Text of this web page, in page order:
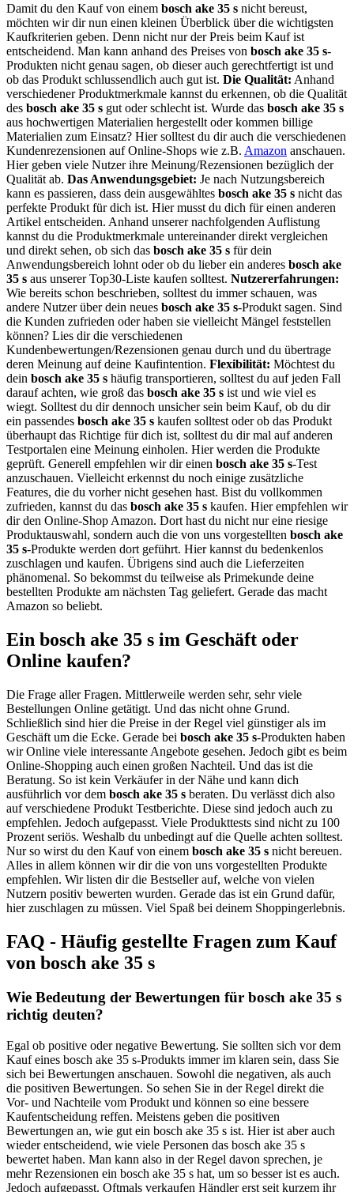
Damit du den Kauf von einem bosch ake 35 s nicht bereust,
möchten wir dir nun einen kleinen Überblick über die wichtigsten
Kaufkriterien geben. Denn nicht nur der Preis beim Kauf ist
entscheidend. Man kann anhand des Preises von bosch ake 35 s-
Produkten nicht genau sagen, ob dieser auch gerechtfertigt ist und
ob das Produkt schlussendlich auch gut ist. Die Qualität: Anhand
verschiedener Produktmerkmale kannst du erkennen, ob die Qualität
des bosch ake 35 s gut oder schlecht ist. Wurde das bosch ake 35 s
aus hochwertigen Materialien hergestellt oder kommen billige
Materialien zum Einsatz? Hier solltest du dir auch die verschiedenen
Kundenrezensionen auf Online-Shops wie z.B. Amazon anschauen.
Hier geben viele Nutzer ihre Meinung/Rezensionen bezüglich der
Qualität ab. Das Anwendungsgebiet: Je nach Nutzungsbereich
kann es passieren, dass dein ausgewähltes bosch ake 35 s nicht das
perfekte Produkt für dich ist. Hier musst du dich für einen anderen
Artikel entscheiden. Anhand unserer nachfolgenden Auflistung
kannst du die Produktmerkmale untereinander direkt vergleichen
und direkt sehen, ob sich das bosch ake 35 s für dein
Anwendungsbereich lohnt oder ob du lieber ein anderes bosch ake
35 s aus unserer Top30-Liste kaufen solltest. Nutzererfahrungen:
Wie bereits schon beschrieben, solltest du immer schauen, was
andere Nutzer über dein neues bosch ake 35 s-Produkt sagen. Sind
die Kunden zufrieden oder haben sie vielleicht Mängel feststellen
können? Lies dir die verschiedenen
Kundenbewertungen/Rezensionen genau durch und du übertrage
deren Meinung auf deine Kaufintention. Flexibilität: Möchtest du
dein bosch ake 35 s häufig transportieren, solltest du auf jeden Fall
darauf achten, wie groß das bosch ake 35 s ist und wie viel es
wiegt. Solltest du dir dennoch unsicher sein beim Kauf, ob du dir
ein passendes bosch ake 35 s kaufen solltest oder ob das Produkt
überhaupt das Richtige für dich ist, solltest du dir mal auf anderen
Testportalen eine Meinung einholen. Hier werden die Produkte
geprüft. Generell empfehlen wir dir einen bosch ake 35 s-Test
anzuschauen. Vielleicht erkennst du noch einige zusätzliche
Features, die du vorher nicht gesehen hast. Bist du vollkommen
zufrieden, kannst du das bosch ake 35 s kaufen. Hier empfehlen wir
dir den Online-Shop Amazon. Dort hast du nicht nur eine riesige
Produktauswahl, sondern auch die von uns vorgestellten bosch ake
35 s-Produkte werden dort geführt. Hier kannst du bedenkenlos
zuschlagen und kaufen. Übrigens sind auch die Lieferzeiten
phänomenal. So bekommst du teilweise als Primekunde deine
bestellten Produkte am nächsten Tag geliefert. Gerade das macht
Amazon so beliebt.
Ein bosch ake 35 s im Geschäft oder
Online kaufen?
Die Frage aller Fragen. Mittlerweile werden sehr, sehr viele
Bestellungen Online getätigt. Und das nicht ohne Grund.
Schließlich sind hier die Preise in der Regel viel günstiger als im
Geschäft um die Ecke. Gerade bei bosch ake 35 s-Produkten haben
wir Online viele interessante Angebote gesehen. Jedoch gibt es beim
Online-Shopping auch einen großen Nachteil. Und das ist die
Beratung. So ist kein Verkäufer in der Nähe und kann dich
ausführlich vor dem bosch ake 35 s beraten. Du verlässt dich also
auf verschiedene Produkt Testberichte. Diese sind jedoch auch zu
empfehlen. Jedoch aufgepasst. Viele Produkttests sind nicht zu 100
Prozent seriös. Weshalb du unbedingt auf die Quelle achten solltest.
Nur so wirst du den Kauf von einem bosch ake 35 s nicht bereuen.
Alles in allem können wir dir die von uns vorgestellten Produkte
empfehlen. Wir listen dir die Bestseller auf, welche von vielen
Nutzern positiv bewerten wurden. Gerade das ist ein Grund dafür,
hier zuschlagen zu müssen. Viel Spaß bei deinem Shoppingerlebnis.
FAQ - Häufig gestellte Fragen zum Kauf
von bosch ake 35 s
Wie Bedeutung der Bewertungen für bosch ake 35 s
richtig deuten?
Egal ob positive oder negative Bewertung. Sie sollten sich vor dem
Kauf eines bosch ake 35 s-Produkts immer im klaren sein, dass Sie
sich bei Bewertungen anschauen. Sowohl die negativen, als auch
die positiven Bewertungen. So sehen Sie in der Regel direkt die
Vor- und Nachteile vom Produkt und können so eine bessere
Kaufentscheidung reffen. Meistens geben die positiven
Bewertungen an, wie gut ein bosch ake 35 s ist. Hier ist aber auch
wieder entscheidend, wie viele Personen das bosch ake 35 s
bewertet haben. Man kann also in der Regel davon sprechen, je
mehr Rezensionen ein bosch ake 35 s hat, um so besser ist es auch.
Jedoch aufgepasst. Oftmals verkaufen Händler erst seit kurzem ihr